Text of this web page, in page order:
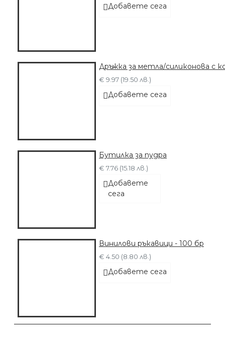
Добавете сега
Дръжка за метла/силиконова с
€ 9.97 (19.50 лв.)
Добавете сега
Бутилка за пудра
€ 7.76 (15.18 лв.)
Добавете
сега
Винилови ръкавици - 100 бр
€ 4.50 (8.80 лв.)
Добавете сега